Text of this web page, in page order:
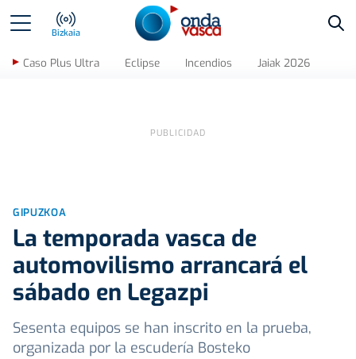
Bizkaia
Caso Plus Ultra Eclipse Incendios Jaiak 2026
GIPUZKOA
La temporada vasca de
automovilismo arrancará el
sábado en Legazpi
Sesenta equipos se han inscrito en la prueba,
organizada por la escudería Bosteko